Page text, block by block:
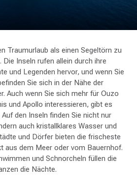
Traumurlaub als einen Segeltörn zu
Die Inseln rufen allein durch ihre
und Legenden hervor, und wenn Sie
Sie sich in der Nähe der
Auch wenn Sie sich mehr für Ouzo
und Apollo interessieren, gibt es
den Inseln finden Sie nicht nur
auch kristallklares Wasser und
und Dörfer bieten die frischeste
aus dem Meer oder vom Bauernhof.
und Schnorcheln füllen die
die Nächte.